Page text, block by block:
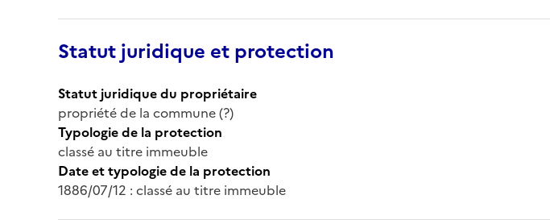
Statut juridique et protection
Statut juridique du propriétaire
propriété de la commune (?)
Typologie de la protection
classé au titre immeuble
Date et typologie de la protection
1886/07/12 : classé au titre immeuble